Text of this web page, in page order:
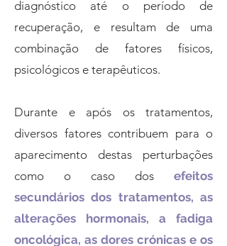
diagnóstico até o período de
recuperação, e resultam de uma
combinação de fatores físicos,
psicológicos e terapêuticos.
Durante e após os tratamentos,
diversos fatores contribuem para o
aparecimento destas perturbações
como o caso dos efeitos
secundários dos tratamentos, as
alterações hormonais, a fadiga
oncológica, as dores crónicas e os